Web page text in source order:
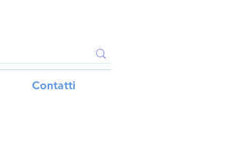
Contatti